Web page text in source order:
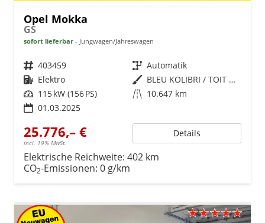
Opel Mokka
GS
sofort lieferbar Jungwagen/Jahreswagen
Fahrzeugnr. 403459 Getriebe Automatik
Kraftstoff Elektro Außenfarbe
BLEU KOLIBRI / TOIT NOIR
Leistung 115 kW (156 PS) Kilometerstand 10.647 km
01.03.2025
25.776,– €
incl. 19% MwSt.
Details
Elektrische Reichweite: 402 km
CO2-Emissionen: 0 g/km